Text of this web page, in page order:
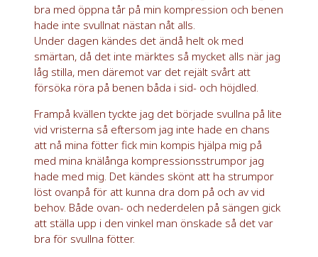
bra med öppna tår på min kompression och benen
hade inte svullnat nästan nåt alls.
Under dagen kändes det ändå helt ok med
smärtan, då det inte märktes så mycket alls när jag
låg stilla, men däremot var det rejält svårt att
försöka röra på benen båda i sid- och höjdled.
Frampå kvällen tyckte jag det började svullna på lite
vid vristerna så eftersom jag inte hade en chans
att nå mina fötter fick min kompis hjälpa mig på
med mina knälånga kompressionsstrumpor jag
hade med mig. Det kändes skönt att ha strumpor
löst ovanpå för att kunna dra dom på och av vid
behov. Både ovan- och nederdelen på sängen gick
att ställa upp i den vinkel man önskade så det var
bra för svullna fötter.